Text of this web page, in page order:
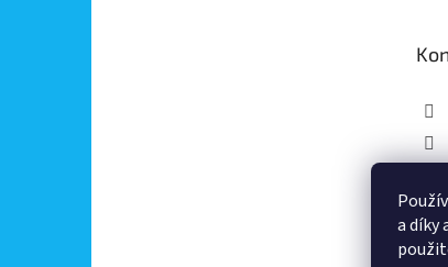
a díky